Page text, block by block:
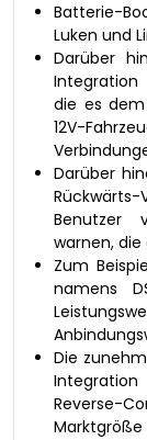
Batterie-
Luken und
Darüber
die es
12V-
Darüber
Benutzer
warnen,
Zum
namens
Die
Marktgröße